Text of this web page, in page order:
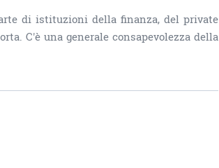
di istituzioni della finanza, del private
C'è una generale consapevolezza della